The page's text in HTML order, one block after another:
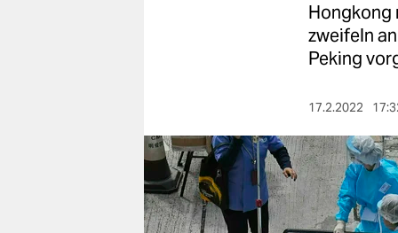
nord
wahrheit
verlag
Hongkong
zweifeln
Peking
17.2.2022